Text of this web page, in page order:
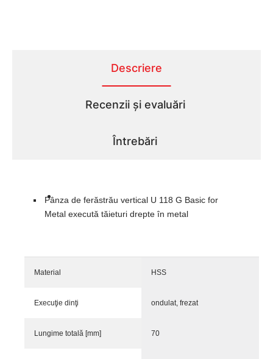
Descriere
Recenzii și evaluări
Întrebări
Pânza de ferăstrău vertical U 118 G Basic for
Metal execută tăieturi drepte în metal
Material HSS
Execuţie dinţi ondulat, frezat
Lungime totală [mm] 70